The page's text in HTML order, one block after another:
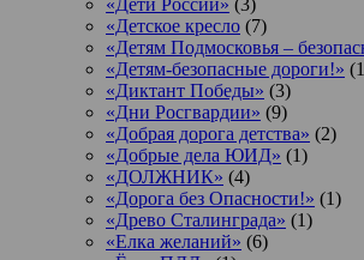
«Детское кресло (7)
«Детям Подмосковья –
«Детям-безопасные дороги!»
«Диктант Победы» (3)
«Дни Росгвардии» (9)
«Добрая дорога детства» (2)
«Добрые дела ЮИД» (1)
«ДОЛЖНИК» (4)
«Дорога без Опасности!» (1)
«Древо Сталинграда» (1)
«Елка желаний» (6)